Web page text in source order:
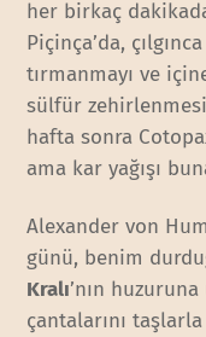
her birkaç
Piçinça’da,
tırmanmayı ve
sülfür
hafta sonra
ama kar yağışı
Alexander von
günü, benim
Kralı’nın
çantalarını